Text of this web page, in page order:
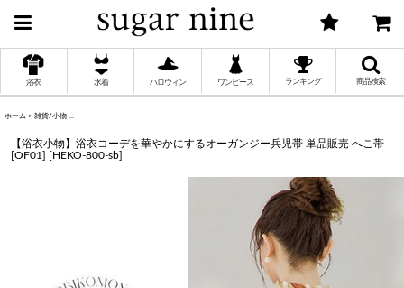
浴衣 水着 ハロウィン ワンピース ランキング 商品検索
ホーム > 雑貨/小物
【浴衣小物】浴衣コーデを華やかにするオーガンジー兵児帯 単品販売 へこ帯
[OF01] [HEKO-800-sb]